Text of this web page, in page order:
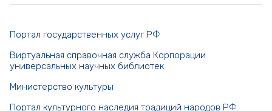
Портал государственных услуг РФ
Виртуальная справочная служба Корпорации
универсальных научных библиотек
Министерство культуры
Портал культурного наследия традиций народов РФ